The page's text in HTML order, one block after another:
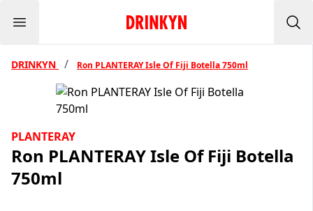
Menu Inicio Drinkyn
DRINKYN / Ron PLANTERAY Isle Of Fiji Botella 750ml
PLANTERAY
Ron PLANTERAY Isle Of Fiji Botella
750ml